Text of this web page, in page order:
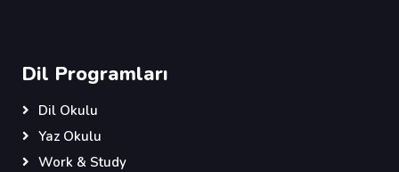
Dil Programları
Dil Okulu
Yaz Okulu
Work & Study